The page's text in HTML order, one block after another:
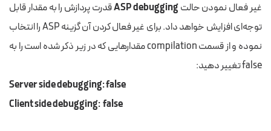
غیر فعال نمودن حالتASP debuggingقدرت پردازش را به مقدار قابل
توجه‌ای افزایش خواهد داد. برای غیر فعال کردن آن گزینه ASP را انتخاب
نموده و از قسمت compilation مقدارهایی که در زیر ذکر شده است را به
false تغییر دهید:
Server side debugging: false
Client side debugging: false